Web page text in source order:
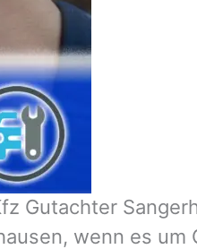
Gutachter
, wenn es um